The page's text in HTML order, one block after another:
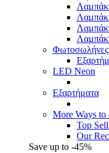
Φωτοσωλήνες
LED Neon
Εξαρτήματα
More Ways to
Top
Our
Save up to -45%